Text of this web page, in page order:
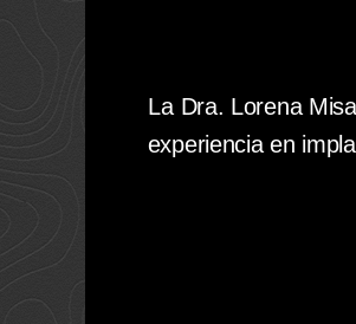
La Dra. Lorena
experiencia en